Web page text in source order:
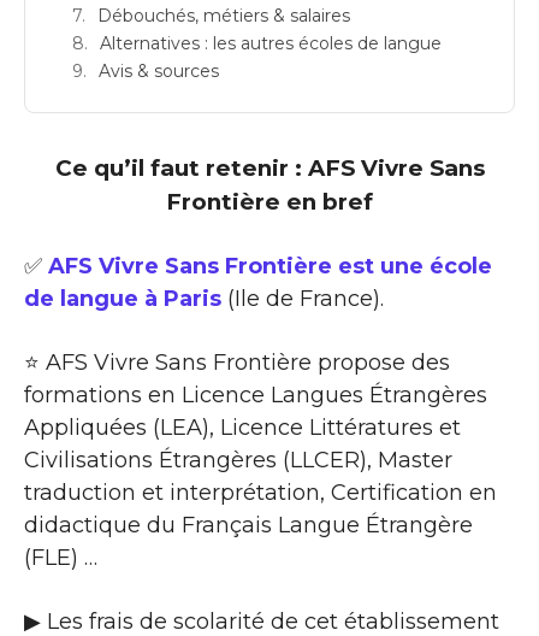
Débouchés, métiers & salaires
Alternatives : les autres écoles de langue
Avis & sources
Ce qu’il faut retenir : AFS Vivre Sans
Frontière en bref
✅ AFS Vivre Sans Frontière est une école
de langue à Paris (Ile de France).
⭐ AFS Vivre Sans Frontière propose des
formations en Licence Langues Étrangères
Appliquées (LEA), Licence Littératures et
Civilisations Étrangères (LLCER), Master
traduction et interprétation, Certification en
didactique du Français Langue Étrangère
(FLE) …
▶ Les frais de scolarité de cet établissement